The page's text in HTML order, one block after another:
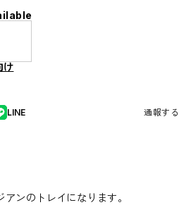
け
LINE 通報する
ンのトレイになります。